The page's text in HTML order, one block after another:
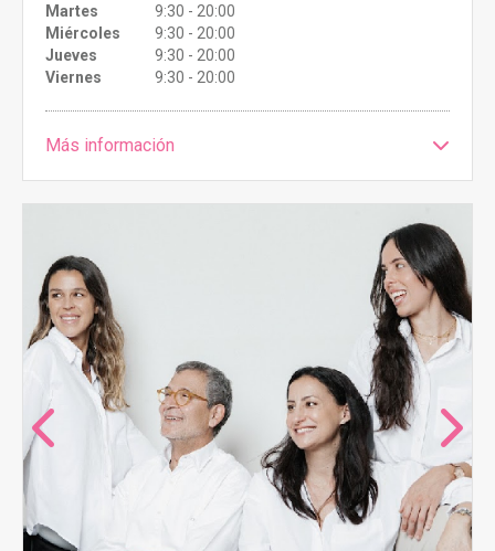
Martes
9:30 - 20:00
Miércoles
9:30 - 20:00
Jueves
9:30 - 20:00
Viernes
9:30 - 20:00
Más información